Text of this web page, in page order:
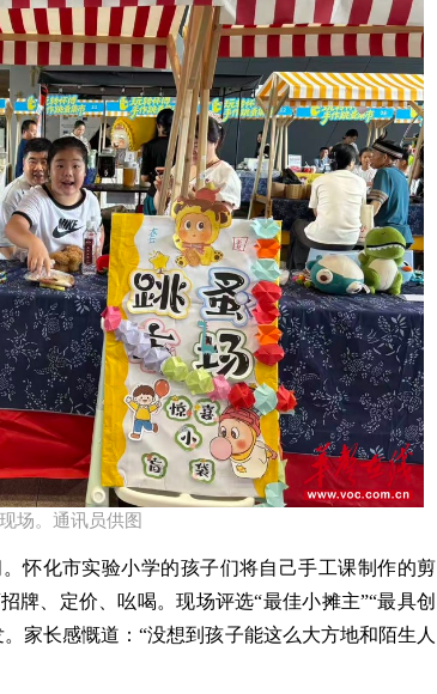
场。通讯员供图​
怀化市实验小学的孩子们将自己手工课制作的剪
牌、定价、吆喝。现场评选“最佳小摊主”“最具创
家长感慨道：“没想到孩子能这么大方地和陌生人